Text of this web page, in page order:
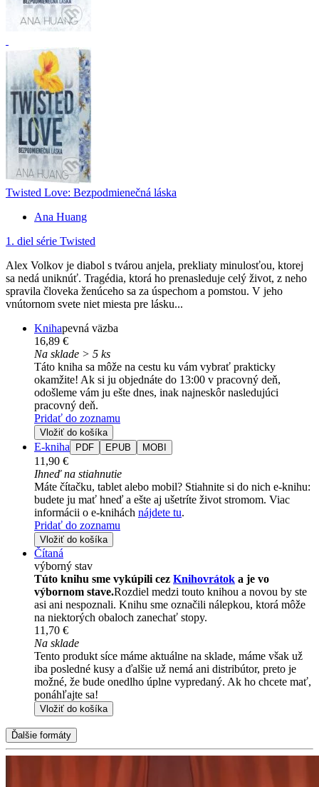
Twisted Love: Bezpodmienečná láska
Ana Huang
1. diel série Twisted
Alex Volkov je diabol s tvárou anjela, prekliaty minulosťou, ktorej
sa nedá uniknúť. Tragédia, ktorá ho prenasleduje celý život, z neho
spravila človeka ženúceho sa za úspechom a pomstou. V jeho
vnútornom svete niet miesta pre lásku...
Knihapevná väzba
16,89 €
Na sklade > 5 ks
Táto kniha sa môže na cestu ku vám vybrať prakticky
okamžite! Ak si ju objednáte do 13:00 v pracovný deň,
odošleme vám ju ešte dnes, inak najneskôr nasledujúci
pracovný deň.
Pridať do zoznamu
Vložiť do košíka
E-kniha PDF EPUB MOBI
11,90 €
Ihneď na stiahnutie
Máte čítačku, tablet alebo mobil? Stiahnite si do nich e-knihu:
budete ju mať hneď a ešte aj ušetríte život stromom. Viac
informácii o e-knihách nájdete tu.
Pridať do zoznamu
Vložiť do košíka
Čítaná
výborný stav
Túto knihu sme vykúpili cez Knihovrátok a je vo
výbornom stave.Rozdiel medzi touto knihou a novou by ste
asi ani nespoznali. Knihu sme označili nálepkou, ktorá môže
na niektorých obaloch zanechať stopy.
11,70 €
Na sklade
Tento produkt síce máme aktuálne na sklade, máme však už
iba posledné kusy a ďalšie už nemá ani distribútor, preto je
možné, že bude onedlho úplne vypredaný. Ak ho chcete mať,
ponáhľajte sa!
Vložiť do košíka
Ďalšie formáty